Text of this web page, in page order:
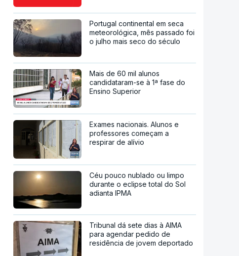
Portugal continental em seca
meteorológica, mês passado foi
o julho mais seco do século
Mais de 60 mil alunos
candidataram-se à 1ª fase do
Ensino Superior
Exames nacionais. Alunos e
professores começam a
respirar de alívio
Céu pouco nublado ou limpo
durante o eclipse total do Sol
adianta IPMA
Tribunal dá sete dias à AIMA
para agendar pedido de
residência de jovem deportado